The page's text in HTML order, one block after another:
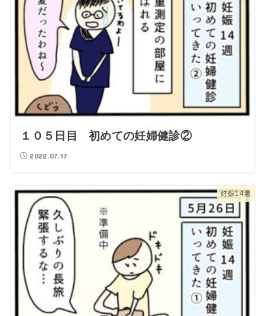
１０５日目 初めての妊婦健診②
2022.07.17
妊娠14週